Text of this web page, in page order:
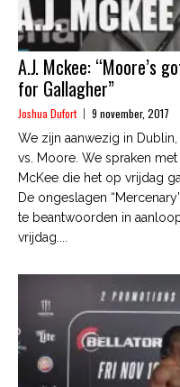
A.J. Mckee: “Moore’s
for Gallagher”
Joshua Dufort 9 november, 2017
We zijn aanwezig in
vs. Moore. We spraken met
McKee die het op vrijdag
De ongeslagen
te beantwoorden in
vrijdag....